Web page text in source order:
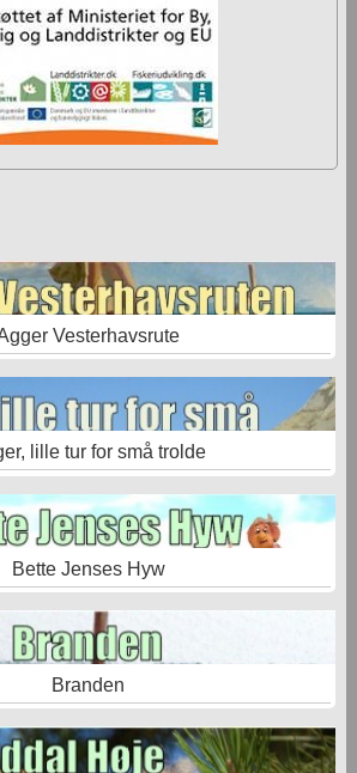
Vesterhavsrute
lille tur for små trolde
Bette Jenses Hyw
Branden